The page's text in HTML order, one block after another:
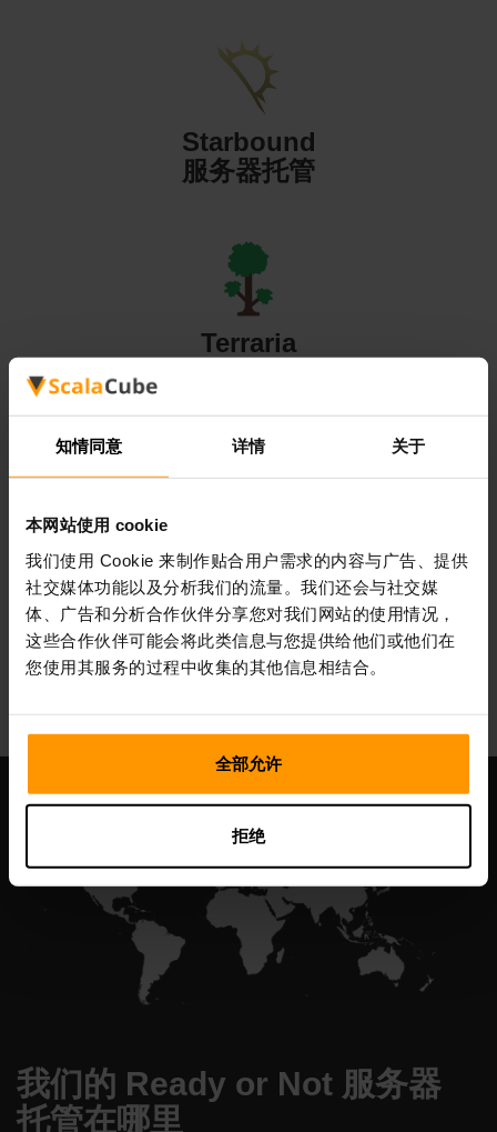
知情同意 详情 关于
本网站使用 cookie
我们使用 Cookie 来制作贴合用户需求的内容与广告、提供
社交媒体功能以及分析我们的流量。我们还会与社交媒
体、广告和分析合作伙伴分享您对我们网站的使用情况，
这些合作伙伴可能会将此类信息与您提供给他们或他们在
您使用其服务的过程中收集的其他信息相结合。
全部允许
拒绝
Starbound
服务器托管
Terraria
服务器托管
All Games
我们的 Ready or Not 服务器
托管在哪里